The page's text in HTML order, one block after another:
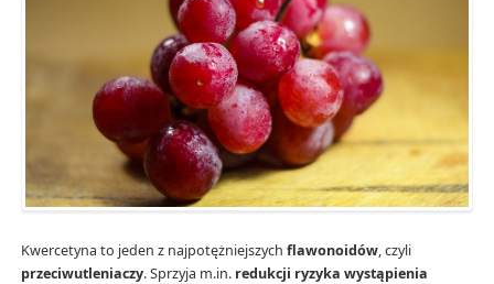
Kwercetyna to jeden z najpotężniejszych flawonoidów, czyli
przeciwutleniaczy. Sprzyja m.in. redukcji ryzyka wystąpienia